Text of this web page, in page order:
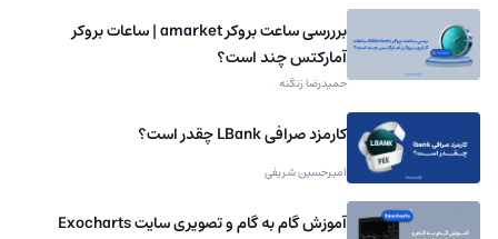
برررسی ساعت بروکر amarket | ساعات بروکر
آمارکتس چند است؟
حمیدرضا زنگنه
کارمزد صرافی LBank چقدر است؟
امیرحسین شریفی
آموزش گام به گام و تصویری سایت Exocharts